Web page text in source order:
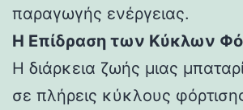
παραγωγής ενέργειας.
Η Επίδραση των Κύκλων
Η διάρκεια ζωής μιας
σε πλήρεις κύκλους